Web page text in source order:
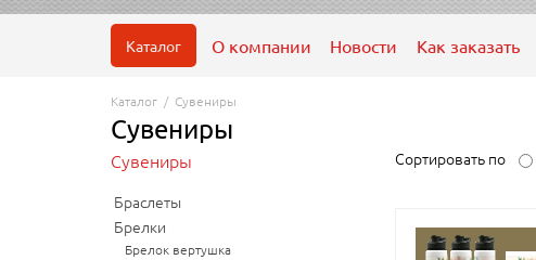
Каталог О компании Новости Как заказать
Каталог / Сувениры
Сувениры
Сувениры
Браслеты
Брелки
Брелок вертушка
Сортировать по